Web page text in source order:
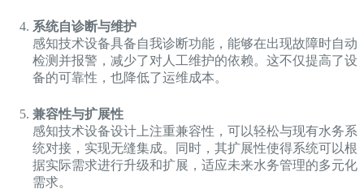
系统自诊断与维护
感知技术设备具备自我诊断功能，能够在出现故障时自动
检测并报警，减少了对人工维护的依赖。这不仅提高了设
备的可靠性，也降低了运维成本。
兼容性与扩展性
感知技术设备设计上注重兼容性，可以轻松与现有水务系
统对接，实现无缝集成。同时，其扩展性使得系统可以根
据实际需求进行升级和扩展，适应未来水务管理的多元化
需求。